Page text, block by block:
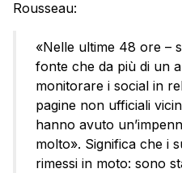
Rousseau:
«Nelle ultime 48 ore –
fonte che da più di un
monitorare i social in
pagine non ufficiali
hanno avuto
molto». Significa che i
rimessi in moto: sono